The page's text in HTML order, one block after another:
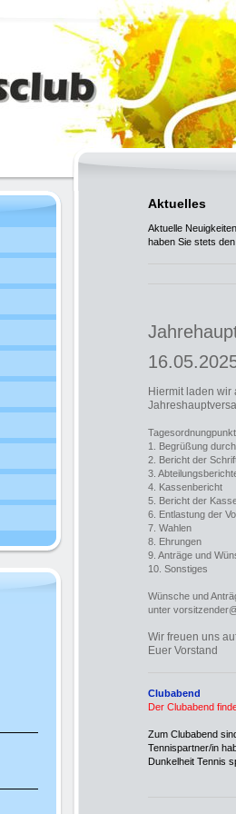
Aktuelles
Aktuelle
haben Sie stets
Hiermit laden wir
1. Begrüßung
2. Bericht der
3.
4. Kassenbericht
5. Bericht der
6. Entlastung der
7. Wahlen
8. Ehrungen
9. Anträge und
10. Sonstiges
Wünsche und
unter
Wir freuen uns
Euer Vorstand
Clubabend
Der Clubabend
Zum Clubabend
Tennispartner/in
Dunkelheit Tennis